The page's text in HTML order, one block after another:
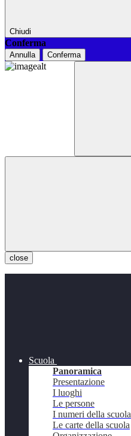
Chiudi
Conferma
Annulla Conferma
close
Scuola
Panoramica
Presentazione
I luoghi
Le persone
I numeri della scuola
Le carte della scuola